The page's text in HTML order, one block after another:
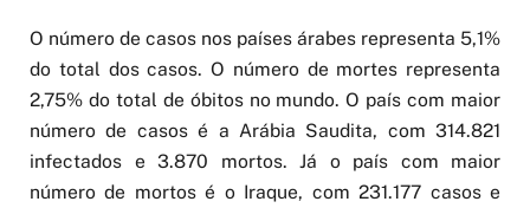
O número de casos nos países árabes representa 5,1%
do total dos casos. O número de mortes representa
2,75% do total de óbitos no mundo. O país com maior
número de casos é a Arábia Saudita, com 314.821
infectados e 3.870 mortos. Já o país com maior
número de mortos é o Iraque, com 231.177 casos e